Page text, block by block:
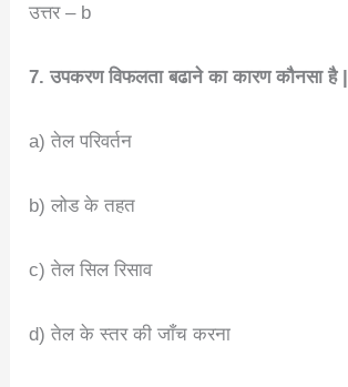
उत्तर – b
7. उपकरण विफलता बढाने का कारण कौनसा है |
a) तेल परिवर्तन
b) लोड के तहत
c) तेल सिल रिसाव
d) तेल के स्तर की जाँच करना